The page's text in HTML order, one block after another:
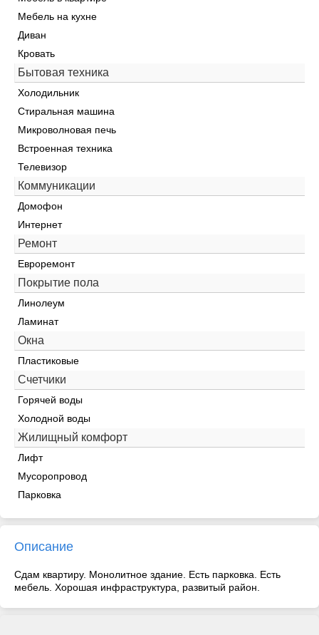
Мебель на кухне
Диван
Кровать
Бытовая техника
Холодильник
Стиральная машина
Микроволновая печь
Встроенная техника
Телевизор
Коммуникации
Домофон
Интернет
Ремонт
Евроремонт
Покрытие пола
Линолеум
Ламинат
Окна
Пластиковые
Счетчики
Горячей воды
Холодной воды
Жилищный комфорт
Лифт
Мусоропровод
Парковка
Описание
Сдам квартиру. Монолитное здание. Есть парковка. Есть
мебель. Хорошая инфраструктура, развитый район.